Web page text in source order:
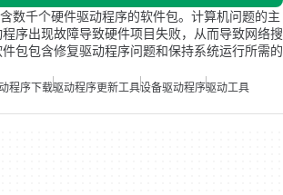
数千个硬件驱动程序的软件包。计算机问题的主
序出现故障导致硬件项目失败，从而导致网络搜
包包含修复驱动程序问题和保持系统运行所需的
程序下载驱动程序更新工具设备驱动程序驱动工具